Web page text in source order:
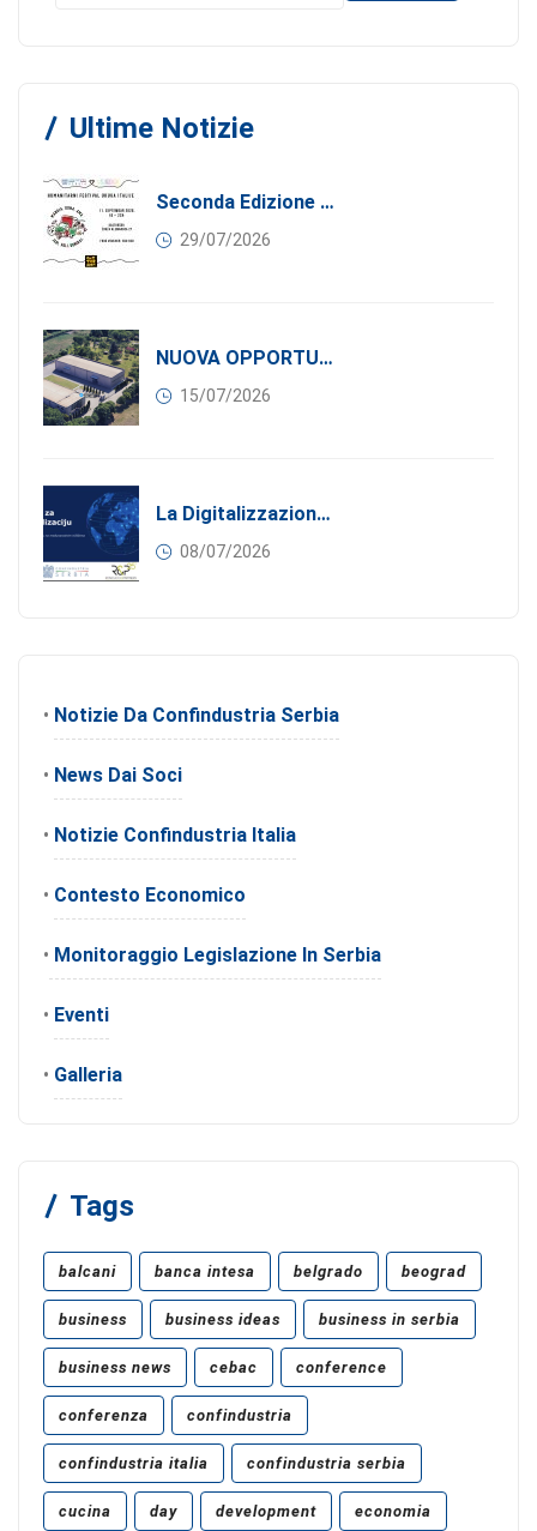
Ultime Notizie
Seconda Edizione Di MANGIA. DONA. AMA: Quando La Gastronomia Incontra La Solidarietà, 11 Settembre 2026
29/07/2026
NUOVA OPPORTUNITÀ DI BUSINESS PER I SOCI DI CONFINDUSTRIA SERBIA: Affitasi Un Moderno Capannone Industriale A Pančevo – 1.200 M² Nella Zona Industriale
15/07/2026
La Digitalizzazione Come Motore Dell’internazionalizzazione
08/07/2026
• Notizie Da Confindustria Serbia
• News Dai Soci
• Notizie Confindustria Italia
• Contesto Economico
• Monitoraggio Legislazione In Serbia
• Eventi
• Galleria
Tags
balcani banca intesa belgrado beograd
business business ideas business in serbia
business news cebac conference
conferenza confindustria
confindustria italia confindustria serbia
cucina day development economia